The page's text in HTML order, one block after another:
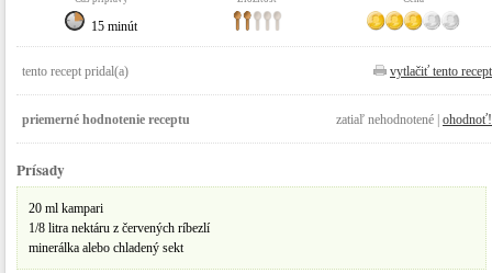
15 minút
tento recept pridal(a) vytlačiť tento recept
priemerné hodnotenie receptu zatiaľ nehodnotené | ohodnoť!
Prísady
20 ml kampari
1/8 litra nektáru z červených ríbezlí
minerálka alebo chladený sekt